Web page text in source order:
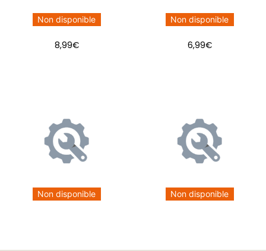
Non disponible
8,99€
Non disponible
6,99€
Non disponible Non disponible